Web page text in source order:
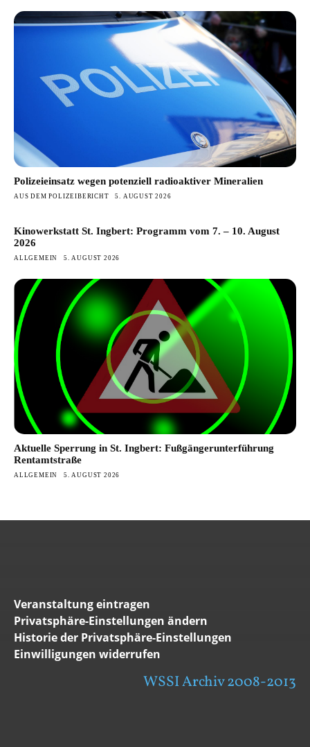
Polizeieinsatz wegen potenziell radioaktiver Mineralien
AUS DEM POLIZEIBERICHT 5. AUGUST 2026
Kinowerkstatt St. Ingbert: Programm vom 7. – 10. August
2026
ALLGEMEIN 5. AUGUST 2026
Aktuelle Sperrung in St. Ingbert: Fußgängerunterführung
Rentamtstraße
ALLGEMEIN 5. AUGUST 2026
Veranstaltung eintragen
Privatsphäre-Einstellungen ändern
Historie der Privatsphäre-Einstellungen
Einwilligungen widerrufen
WSSI Archiv 2008-2013